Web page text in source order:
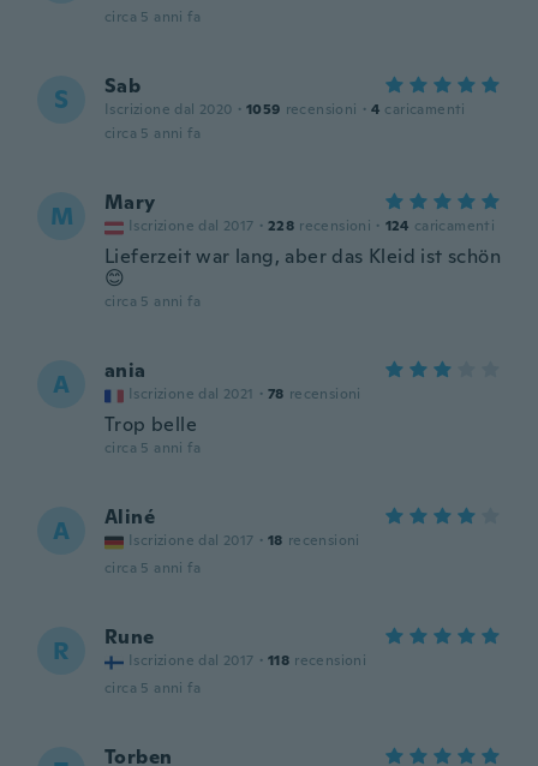
circa 5 anni fa
S Sab
Iscrizione dal 2020 · 1059 recensioni · 4 caricamenti
circa 5 anni fa
M Mary
Iscrizione dal 2017 · 228 recensioni · 124 caricamenti
Lieferzeit war lang, aber das Kleid ist schön
😊
circa 5 anni fa
A ania
Iscrizione dal 2021 · 78 recensioni
Trop belle
circa 5 anni fa
A Aliné
Iscrizione dal 2017 · 18 recensioni
circa 5 anni fa
R Rune
Iscrizione dal 2017 · 118 recensioni
circa 5 anni fa
Torben